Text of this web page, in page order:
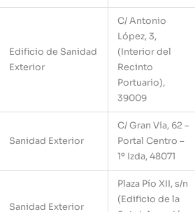
Edificio de Sanidad
Exterior
C/ Antonio
López, 3,
(Interior del
Recinto
Portuario),
39009
Sanidad Exterior
C/ Gran Vía, 62 –
Portal Centro –
1º Izda, 48071
Sanidad Exterior
Plaza Pío XII, s/n
(Edificio de la